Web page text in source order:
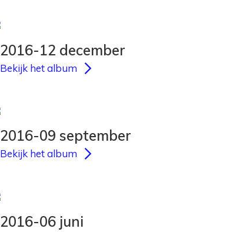
2016-12 december
Bekijk het album
2016-09 september
Bekijk het album
2016-06 juni